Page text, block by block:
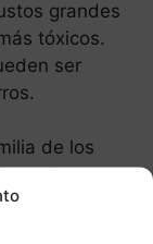
grandes
tóxicos.
ser
de los
y el puerro,
como
sobre